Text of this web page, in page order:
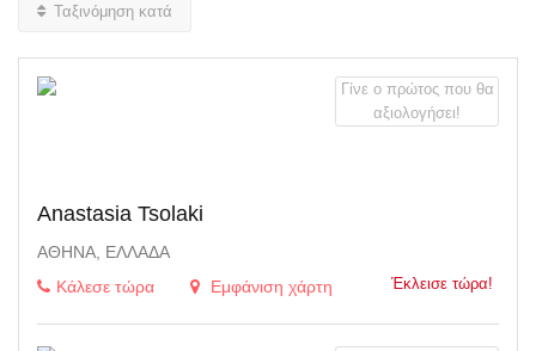
Ταξινόμηση κατά
Anastasia Tsolaki
ΑΘΉΝΑ, ΕΛΛΆΔΑ
Κάλεσε τώρα
Εμφάνιση χάρτη Έκλεισε τώρα!
Γίνε ο πρώτος που θα
αξιολογήσει!